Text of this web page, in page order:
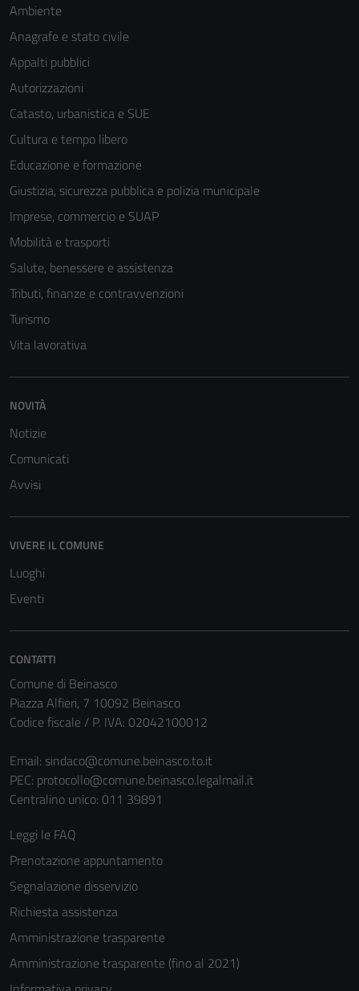
Ambiente
Anagrafe e stato civile
Appalti pubblici
Autorizzazioni
Catasto, urbanistica e SUE
Cultura e tempo libero
Educazione e formazione
Giustizia, sicurezza pubblica e polizia municipale
Imprese, commercio e SUAP
Mobilità e trasporti
Salute, benessere e assistenza
Tributi, finanze e contravvenzioni
Turismo
Vita lavorativa
NOVITÀ
Notizie
Comunicati
Avvisi
VIVERE IL COMUNE
Luoghi
Eventi
CONTATTI
Comune di Beinasco
Piazza Alfieri, 7 10092 Beinasco
Codice fiscale / P. IVA: 02042100012
Email: sindaco@comune.beinasco.to.it
PEC: protocollo@comune.beinasco.legalmail.it
Centralino unico: 011 39891
Leggi le FAQ
Prenotazione appuntamento
Segnalazione disservizio
Richiesta assistenza
Amministrazione trasparente
Amministrazione trasparente (fino al 2021)
possono